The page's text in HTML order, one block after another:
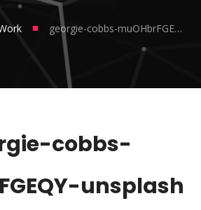
■ georgie-cobbs-muOHbrFGEQY-unsplash
cobbs-
unsplash